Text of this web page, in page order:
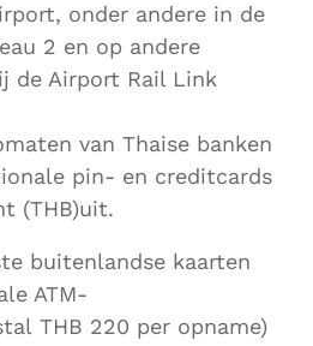
onder andere in de
2 en op andere
de Airport Rail Link
van Thaise banken
pin- en creditcards
(THB)uit.
buitenlandse kaarten
ATM-
THB 220 per opname)